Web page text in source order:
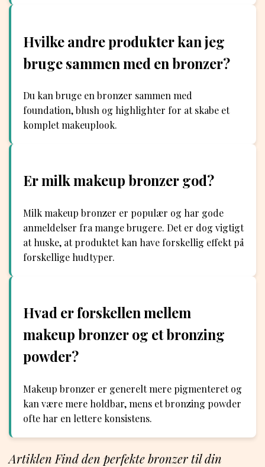
Hvilke andre produkter kan jeg
bruge sammen med en bronzer?
Du kan bruge en bronzer sammen med
foundation, blush og highlighter for at skabe et
komplet makeuplook.
Er milk makeup bronzer god?
Milk makeup bronzer er populær og har gode
anmeldelser fra mange brugere. Det er dog vigtigt
at huske, at produktet kan have forskellig effekt på
forskellige hudtyper.
Hvad er forskellen mellem
makeup bronzer og et bronzing
powder?
Makeup bronzer er generelt mere pigmenteret og
kan være mere holdbar, mens et bronzing powder
ofte har en lettere konsistens.
Artiklen Find den perfekte bronzer til din